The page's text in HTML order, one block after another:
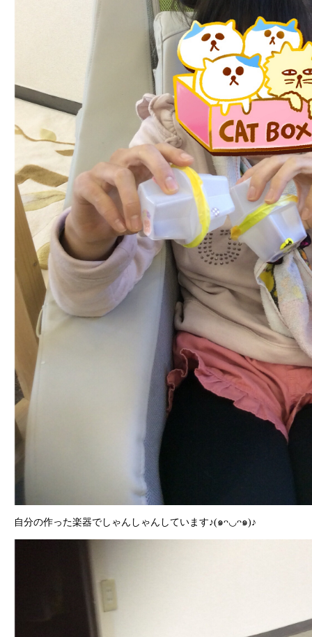
自分の作った楽器でしゃんしゃんしています♪(๑ᴖ◡ᴖ๑)♪